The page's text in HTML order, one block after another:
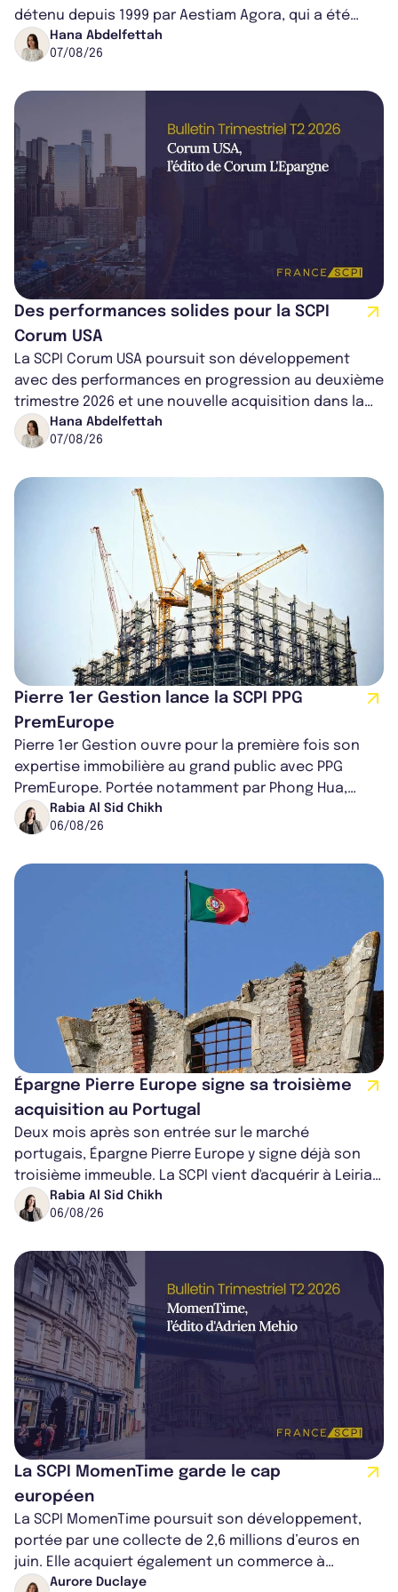
détenu depuis 1999 par Aestiam Agora, qui a été
cédé avec une plus-value...
Hana Abdelfettah
07/08/26
Des performances solides pour la SCPI
Corum USA
La SCPI Corum USA poursuit son développement
avec des performances en progression au deuxième
trimestre 2026 et une nouvelle acquisition dans la
région de Chicago. Entre hausse de...
Hana Abdelfettah
07/08/26
Pierre 1er Gestion lance la SCPI PPG
PremEurope
Pierre 1er Gestion ouvre pour la première fois son
expertise immobilière au grand public avec PPG
PremEurope. Portée notamment par Phong Hua,
ancien directeur des investissements d...
Rabia Al Sid Chikh
06/08/26
Épargne Pierre Europe signe sa troisième
acquisition au Portugal
Deux mois après son entrée sur le marché
portugais, Épargne Pierre Europe y signe déjà son
troisième immeuble. La SCPI vient d'acquérir à Leiria,
dans le centre du pays, un établis...
Rabia Al Sid Chikh
06/08/26
La SCPI MomenTime garde le cap
européen
La SCPI MomenTime poursuit son développement,
portée par une collecte de 2,6 millions d’euros en
juin. Elle acquiert également un commerce à
Worcester, place une plateforme logisti...
Aurore Duclaye